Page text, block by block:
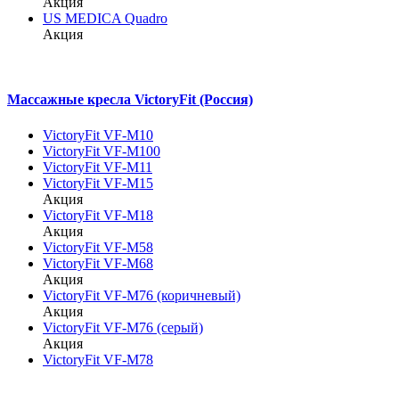
US MEDICA Quadro
Акция
Массажные кресла VictoryFit (Россия)
VictoryFit VF-M10
VictoryFit VF-M100
VictoryFit VF-M11
VictoryFit VF-M15
Акция
VictoryFit VF-M18
Акция
VictoryFit VF-M58
VictoryFit VF-M68
Акция
VictoryFit VF-M76 (коричневый)
Акция
VictoryFit VF-M76 (серый)
Акция
VictoryFit VF-M78